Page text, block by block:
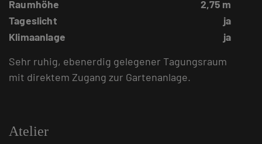
Raumhöhe
2,75 m
Tageslicht
ja
Klimaanlage
ja
Sehr ruhig, ebenerdig gelegener Tagungsraum
mit direktem Zugang zur Gartenanlage.
Atelier